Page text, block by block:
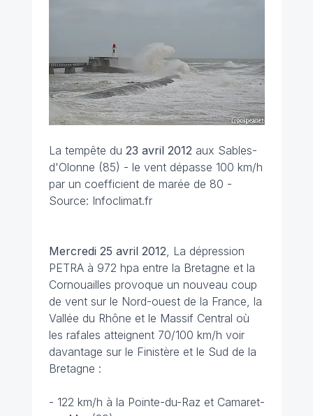
La tempête du 23 avril 2012 aux Sables-
d'Olonne (85) - le vent dépasse 100 km/h
par un coefficient de marée de 80 -
Source: Infoclimat.fr
Mercredi 25 avril 2012 , La dépression
PETRA à 972 hpa entre la Bretagne et la
Cornouailles provoque un nouveau coup
de vent sur le Nord-ouest de la France, la
Vallée du Rhône et le Massif Central où
les rafales atteignent 70/100 km/h voir
davantage sur le Finistère et le Sud de la
Bretagne :
- 122 km/h à la Pointe-du-Raz et Camaret-